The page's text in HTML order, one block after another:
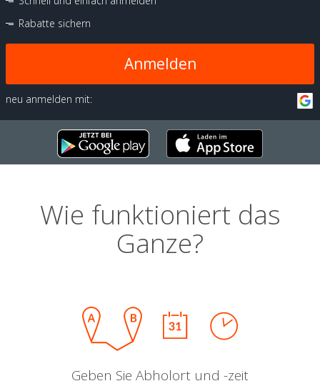
Rabatte sichern
Anmelden
neu anmelden mit:
Wie funktioniert das
Ganze?
Geben Sie Abholort und -zeit